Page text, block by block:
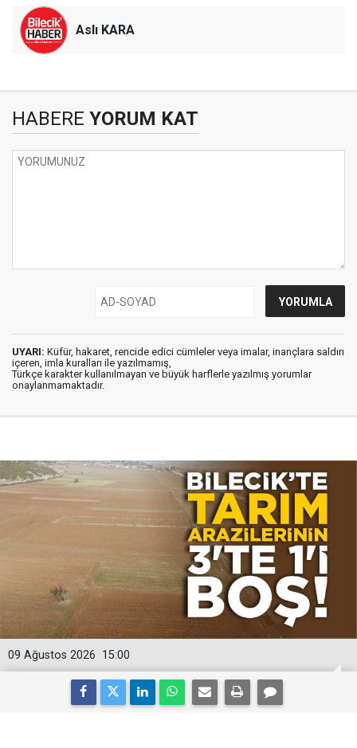
Aslı KARA
HABERE YORUM KAT
UYARI: Küfür, hakaret, rencide edici cümleler veya imalar, inançlara saldırı
içeren, imla kuralları ile yazılmamış,
Türkçe karakter kullanılmayan ve büyük harflerle yazılmış yorumlar
onaylanmamaktadır.
15:00
09 Ağustos 2026